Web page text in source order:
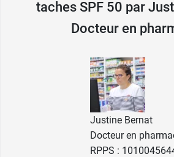
De l'huile et de la cire de
et protéger votre peau des
extérieures, tandis que de la
Avec le Fluide solaire Anti
profitez d'unehaute protection
protection anti taches .
taches SPF 50 par
Docteur en
Justine Bernat
Docteur en
RPPS :